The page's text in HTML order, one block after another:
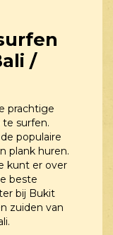
/
prachtige
surfen.
populaire
plank huren.
kunt er over
beste
bij Bukit
zuiden van